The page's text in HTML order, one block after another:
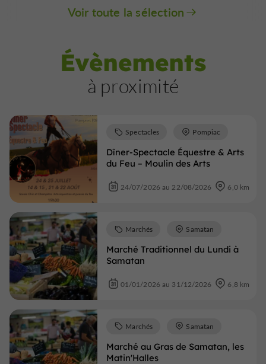
Voir toute la sélection
Évènements
à proximité
Dîner-Spectacle Équestre & Arts
du Feu – Moulin des Arts
Spectacles Pompiac
24/07/2026 au 22/08/2026 6,0 km
Marché Traditionnel du Lundi à
Samatan
Marchés Samatan
01/01/2026 au 31/12/2026 6,8 km
Marché au Gras de Samatan, les
Matin'Halles
Marchés Samatan